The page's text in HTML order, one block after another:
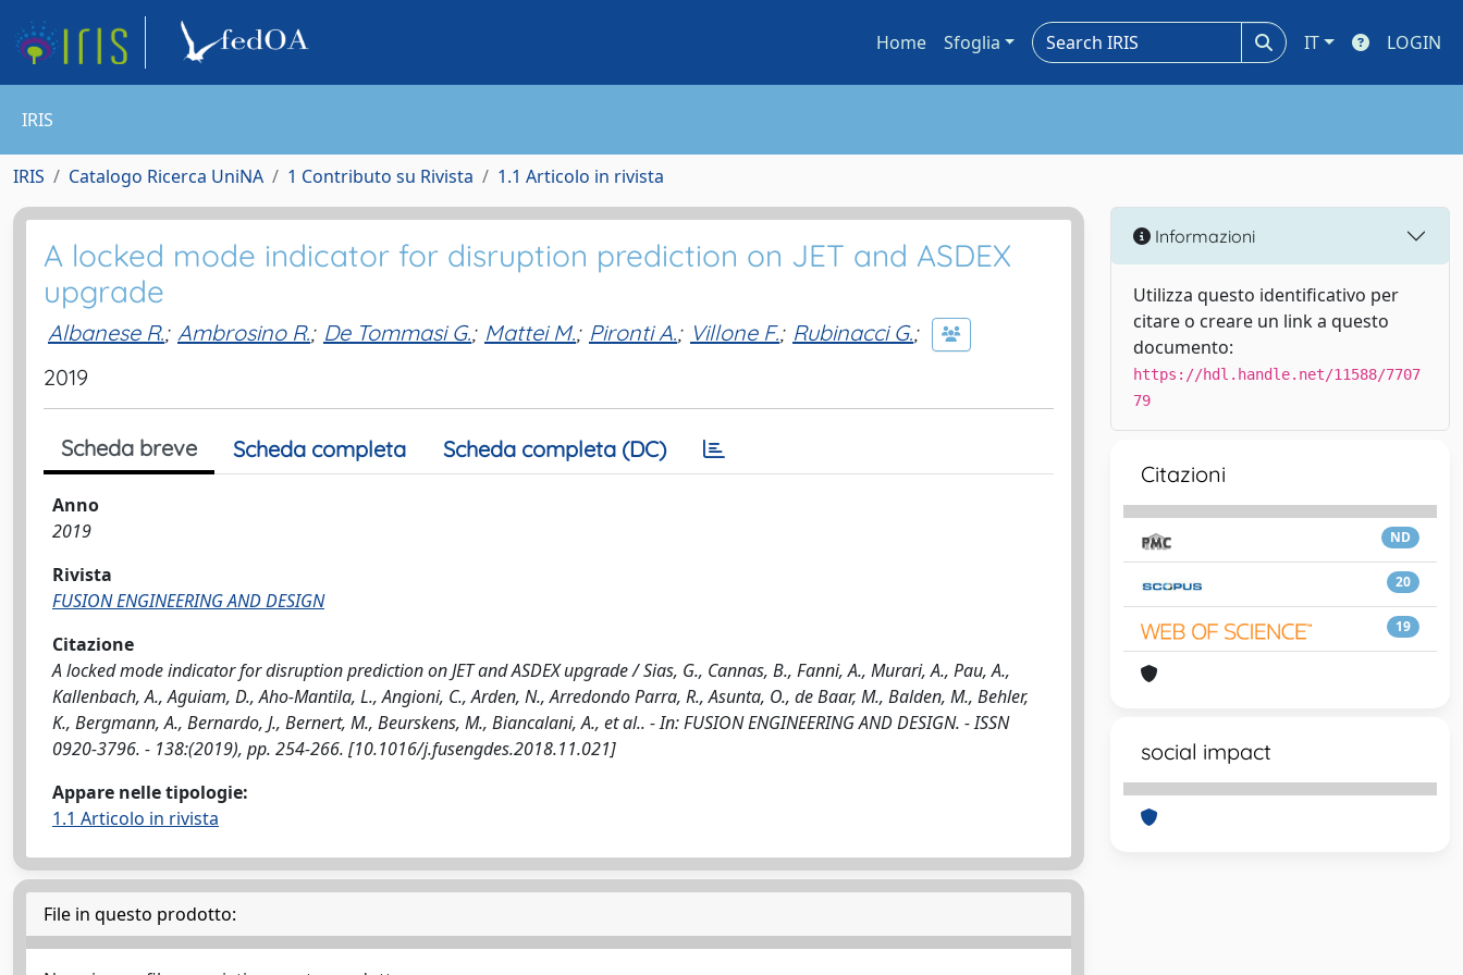
Home Sfoglia IT LOGIN
IRIS
IRIS Catalogo Ricerca UniNA 1 Contributo su Rivista 1.1 Articolo in rivista
A locked mode indicator for disruption prediction on JET and ASDEX
upgrade
Albanese R.; Ambrosino R.; De Tommasi G.; Mattei M.; Pironti A.; Villone F.; Rubinacci G.;
2019
Scheda breve Scheda completa Scheda completa (DC)
Anno
2019
Rivista
FUSION ENGINEERING AND DESIGN
Citazione
A locked mode indicator for disruption prediction on JET and ASDEX upgrade / Sias, G., Cannas, B., Fanni, A., Murari, A., Pau, A.,
Kallenbach, A., Aguiam, D., Aho-Mantila, L., Angioni, C., Arden, N., Arredondo Parra, R., Asunta, O., de Baar, M., Balden, M., Behler,
K., Bergmann, A., Bernardo, J., Bernert, M., Beurskens, M., Biancalani, A., et al.. - In: FUSION ENGINEERING AND DESIGN. - ISSN
0920-3796. - 138:(2019), pp. 254-266. [10.1016/j.fusengdes.2018.11.021]
Appare nelle tipologie:
1.1 Articolo in rivista
File in questo prodotto:
Informazioni
Utilizza questo identificativo per
citare o creare un link a questo
documento:
https://hdl.handle.net/11588/7707
79
Citazioni
ND
20
19
social impact